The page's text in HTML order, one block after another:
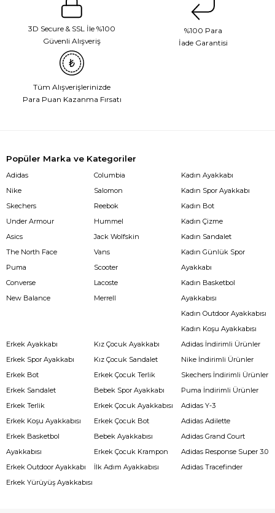
3D Secure & SSL İle %100
Güvenli Alışveriş
%100 Para
İade Garantisi
Tüm Alışverişlerinizde
Para Puan Kazanma Fırsatı
Popüler Marka ve Kategoriler
Adidas
Nike
Skechers
Under Armour
Asics
The North Face
Puma
Converse
New Balance
Columbia
Salomon
Reebok
Hummel
Jack Wolfskin
Vans
Scooter
Lacoste
Merrell
Kadın Ayakkabı
Kadın Spor Ayakkabı
Kadın Bot
Kadın Çizme
Kadın Sandalet
Kadın Günlük Spor
Ayakkabı
Kadın Basketbol
Ayakkabısı
Kadın Outdoor Ayakkabısı
Kadın Koşu Ayakkabısı
Erkek Ayakkabı
Erkek Spor Ayakkabı
Erkek Bot
Erkek Sandalet
Erkek Terlik
Erkek Koşu Ayakkabısı
Erkek Basketbol
Ayakkabısı
Erkek Outdoor Ayakkabı
Erkek Yürüyüş Ayakkabısı
Kız Çocuk Ayakkabı
Kız Çocuk Sandalet
Erkek Çocuk Terlik
Bebek Spor Ayakkabı
Erkek Çocuk Ayakkabısı
Erkek Çocuk Bot
Bebek Ayakkabısı
Erkek Çocuk Krampon
İlk Adım Ayakkabısı
Adidas İndirimli Ürünler
Nike İndirimli Ürünler
Skechers İndirimli Ürünler
Puma İndirimli Ürünler
Adidas Y-3
Adidas Adilette
Adidas Grand Court
Adidas Response Super 3.0
Adidas Tracefinder